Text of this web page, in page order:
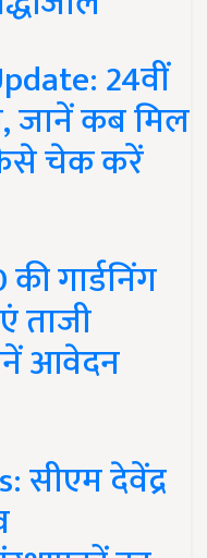
24वीं
जानें कब मिल
चेक करें
गार्डनिंग
ताजी
आवेदन
सीएम देवेंद्र